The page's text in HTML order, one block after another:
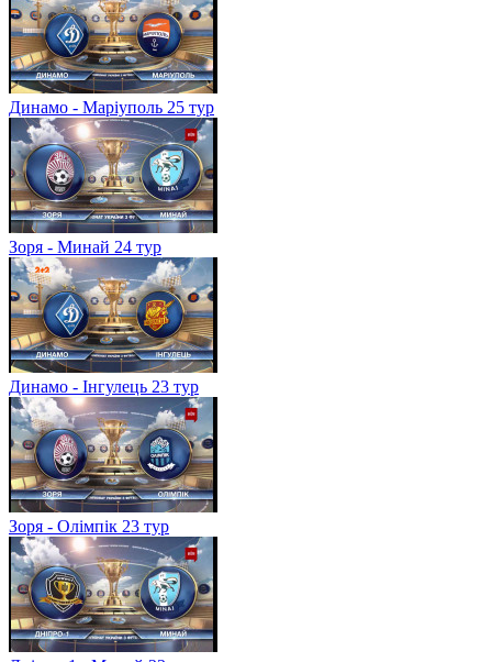
Динамо - Маріуполь 25 тур
Зоря - Минай 24 тур
Динамо - Інгулець 23 тур
Зоря - Олімпік 23 тур